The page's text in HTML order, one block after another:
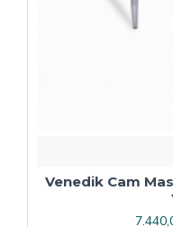
Plaza Kare
Allzalit veya